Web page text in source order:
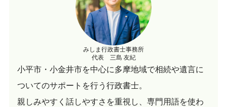
みしま行政書士事務所
代表 三島 友紀
小平市・小金井市を中心に多摩地域で相続や遺言に
ついてのサポートを行う行政書士。
親しみやすく話しやすさを重視し、専門用語を使わ